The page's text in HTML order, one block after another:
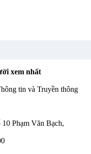
xem nhất
tin và Truyền thông
Phạm Văn Bạch,